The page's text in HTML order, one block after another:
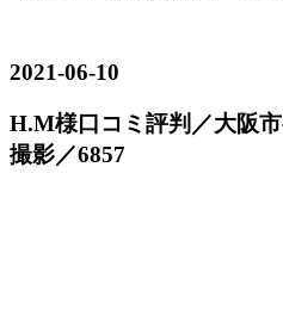
2021-06-10
H.M様口コミ評判／大阪
撮影／6857